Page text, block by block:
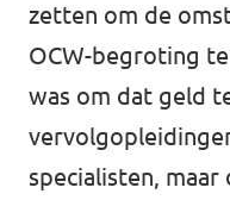
zetten om de
OCW-begroting
was om dat geld
specialisten,